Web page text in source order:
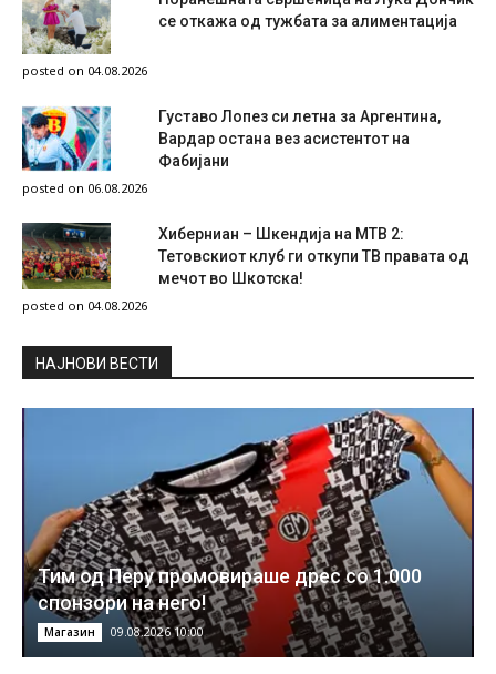
се откажа од тужбата за алиментација
posted on 04.08.2026
Густаво Лопез си летна за Аргентина,
Вардар остана вез асистентот на
Фабијани
posted on 06.08.2026
Хиберниан – Шкендија на МТВ 2:
Тетовскиот клуб ги откупи ТВ правата од
мечот во Шкотска!
posted on 04.08.2026
НAЈНОВИ ВЕСТИ
Тим од Перу промовираше дрес со 1.000
спонзори на него!
Магазин 09.08.2026 10:00